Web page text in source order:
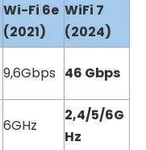
Wi-Fi 6e
(2021)
WiFi 7
(2024)
9,6Gbps 46 Gbps
6GHz
2,4/5/6G
Hz